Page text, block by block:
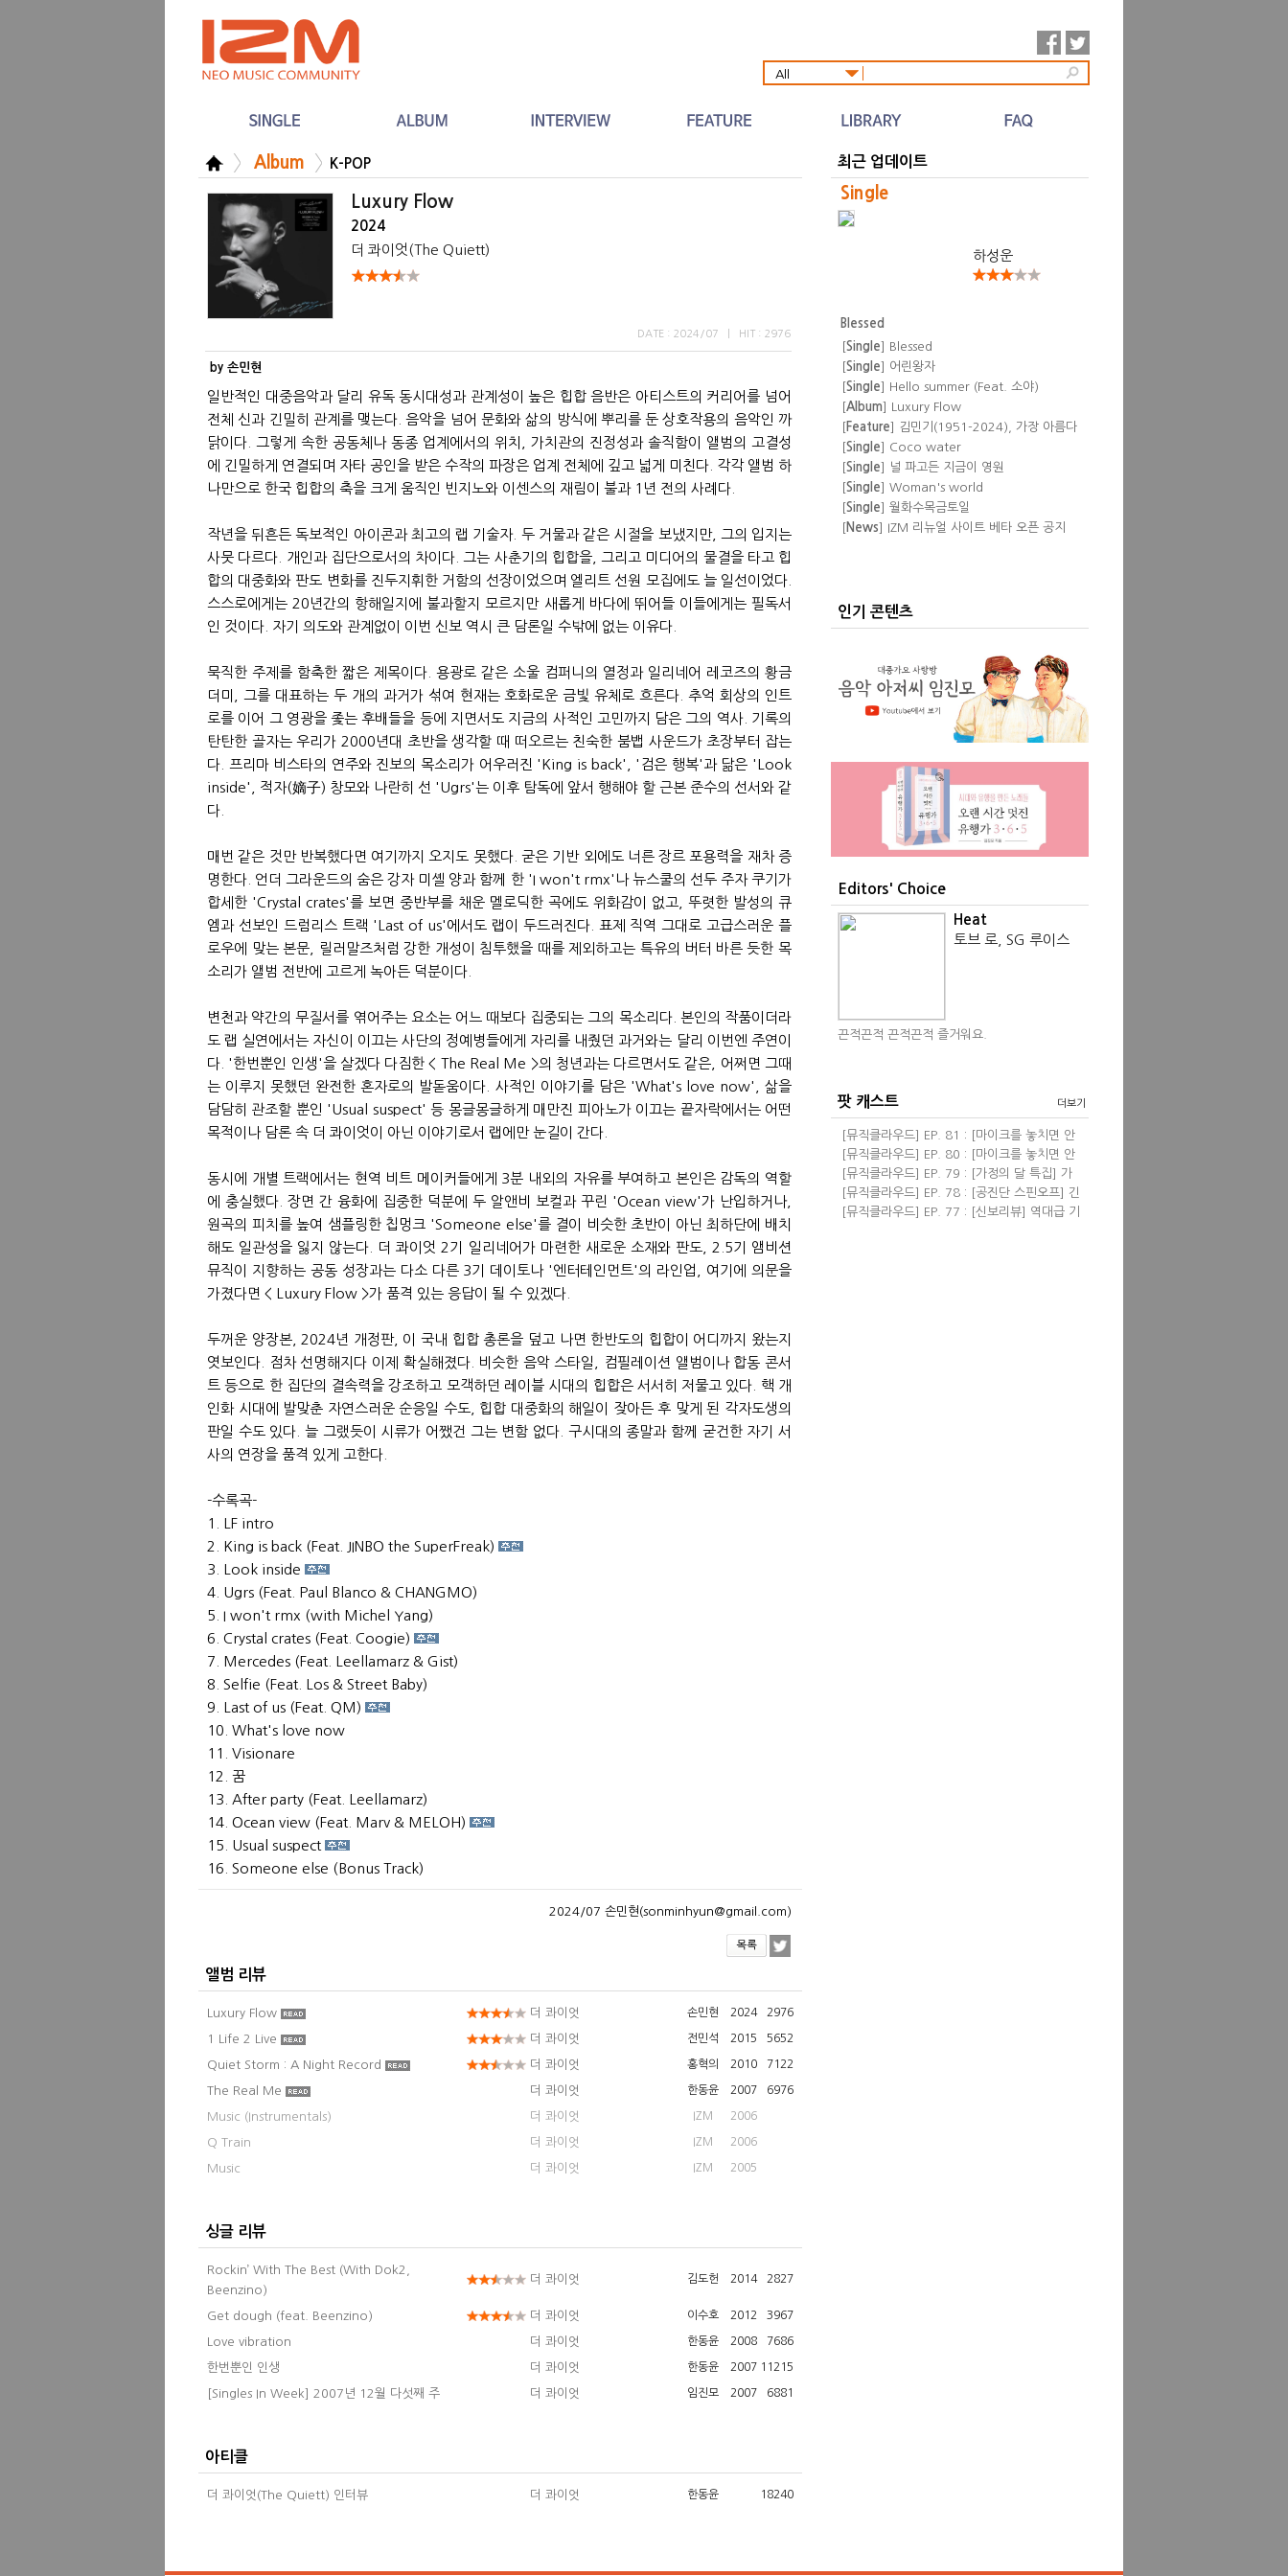
All
Album K-POP
Luxury Flow
2024
더 콰이엇(The Quiett)
DATE : 2024/07 HIT : 2976
by 손민현
일반적인 대중음악과 달리 유독 동시대성과 관계성이 높은 힙합 음반은 아티스트의 커리어를 넘어
전체 신과 긴밀히 관계를 맺는다. 음악을 넘어 문화와 삶의 방식에 뿌리를 둔 상호작용의 음악인 까
닭이다. 그렇게 속한 공동체나 동종 업계에서의 위치, 가치관의 진정성과 솔직함이 앨범의 고결성
에 긴밀하게 연결되며 자타 공인을 받은 수작의 파장은 업계 전체에 깊고 넓게 미친다. 각각 앨범 하
나만으로 한국 힙합의 축을 크게 움직인 빈지노와 이센스의 재림이 불과 1년 전의 사례다.
작년을 뒤흔든 독보적인 아이콘과 최고의 랩 기술자. 두 거물과 같은 시절을 보냈지만, 그의 입지는
사뭇 다르다. 개인과 집단으로서의 차이다. 그는 사춘기의 힙합을, 그리고 미디어의 물결을 타고 힙
합의 대중화와 판도 변화를 진두지휘한 거함의 선장이었으며 엘리트 선원 모집에도 늘 일선이었다.
스스로에게는 20년간의 항해일지에 불과할지 모르지만 새롭게 바다에 뛰어들 이들에게는 필독서
인 것이다. 자기 의도와 관계없이 이번 신보 역시 큰 담론일 수밖에 없는 이유다.
묵직한 주제를 함축한 짧은 제목이다. 용광로 같은 소울 컴퍼니의 열정과 일리네어 레코즈의 황금
더미, 그를 대표하는 두 개의 과거가 섞여 현재는 호화로운 금빛 유체로 흐른다. 추억 회상의 인트
로를 이어 그 영광을 좇는 후배들을 등에 지면서도 지금의 사적인 고민까지 담은 그의 역사. 기록의
탄탄한 골자는 우리가 2000년대 초반을 생각할 때 떠오르는 친숙한 붐뱁 사운드가 초장부터 잡는
다. 프리마 비스타의 연주와 진보의 목소리가 어우러진 'King is back', '검은 행복'과 닮은 'Look
inside', 적자(嫡子) 창모와 나란히 선 'Ugrs'는 이후 탐독에 앞서 행해야 할 근본 준수의 선서와 같
다.
매번 같은 것만 반복했다면 여기까지 오지도 못했다. 굳은 기반 외에도 너른 장르 포용력을 재차 증
명한다. 언더 그라운드의 숨은 강자 미셸 양과 함께 한 'I won't rmx'나 뉴스쿨의 선두 주자 쿠기가
합세한 'Crystal crates'를 보면 중반부를 채운 멜로딕한 곡에도 위화감이 없고, 뚜렷한 발성의 큐
엠과 선보인 드럼리스 트랙 'Last of us'에서도 랩이 두드러진다. 표제 직역 그대로 고급스러운 플
로우에 맞는 본문, 릴러말즈처럼 강한 개성이 침투했을 때를 제외하고는 특유의 버터 바른 듯한 목
소리가 앨범 전반에 고르게 녹아든 덕분이다.
변천과 약간의 무질서를 엮어주는 요소는 어느 때보다 집중되는 그의 목소리다. 본인의 작품이더라
도 랩 실연에서는 자신이 이끄는 사단의 정예병들에게 자리를 내줬던 과거와는 달리 이번엔 주연이
다. '한번뿐인 인생'을 살겠다 다짐한 < The Real Me >의 청년과는 다르면서도 같은, 어쩌면 그때
는 이루지 못했던 완전한 혼자로의 발돋움이다. 사적인 이야기를 담은 'What's love now', 삶을
담담히 관조할 뿐인 'Usual suspect' 등 몽글몽글하게 매만진 피아노가 이끄는 끝자락에서는 어떤
목적이나 담론 속 더 콰이엇이 아닌 이야기로서 랩에만 눈길이 간다.
동시에 개별 트랙에서는 현역 비트 메이커들에게 3분 내외의 자유를 부여하고 본인은 감독의 역할
에 충실했다. 장면 간 융화에 집중한 덕분에 두 알앤비 보컬과 꾸린 'Ocean view'가 난입하거나,
원곡의 피치를 높여 샘플링한 칩멍크 'Someone else'를 결이 비슷한 초반이 아닌 최하단에 배치
해도 일관성을 잃지 않는다. 더 콰이엇 2기 일리네어가 마련한 새로운 소재와 판도, 2.5기 앰비션
뮤직이 지향하는 공동 성장과는 다소 다른 3기 데이토나 '엔터테인먼트'의 라인업, 여기에 의문을
가졌다면 < Luxury Flow >가 품격 있는 응답이 될 수 있겠다.
두꺼운 양장본, 2024년 개정판, 이 국내 힙합 총론을 덮고 나면 한반도의 힙합이 어디까지 왔는지
엿보인다. 점차 선명해지다 이제 확실해졌다. 비슷한 음악 스타일, 컴필레이션 앨범이나 합동 콘서
트 등으로 한 집단의 결속력을 강조하고 모객하던 레이블 시대의 힙합은 서서히 저물고 있다. 핵 개
인화 시대에 발맞춘 자연스러운 순응일 수도, 힙합 대중화의 해일이 잦아든 후 맞게 된 각자도생의
판일 수도 있다. 늘 그랬듯이 시류가 어쨌건 그는 변함 없다. 구시대의 종말과 함께 굳건한 자기 서
사의 연장을 품격 있게 고한다.
-수록곡-
1. LF intro
2. King is back (Feat. JINBO the SuperFreak)
3. Look inside
4. Ugrs (Feat. Paul Blanco & CHANGMO)
5. I won't rmx (with Michel Yang)
6. Crystal crates (Feat. Coogie)
7. Mercedes (Feat. Leellamarz & Gist)
8. Selfie (Feat. Los & Street Baby)
9. Last of us (Feat. QM)
10. What's love now
11. Visionare
12. 꿈
13. After party (Feat. Leellamarz)
14. Ocean view (Feat. Marv & MELOH)
15. Usual suspect
16. Someone else (Bonus Track)
2024/07 손민현(sonminhyun@gmail.com)
앨범 리뷰
Luxury Flow 더 콰이엇 손민현 2024 2976
1 Life 2 Live 더 콰이엇 전민석 2015 5652
Quiet Storm : A Night Record 더 콰이엇 홍혁의 2010 7122
The Real Me 더 콰이엇 한동윤 2007 6976
Music (Instrumentals) 더 콰이엇 IZM 2006
Q Train 더 콰이엇 IZM 2006
Music 더 콰이엇 IZM 2005
싱글 리뷰
Rockin’ With The Best (With Dok2,
Beenzino)
더 콰이엇 김도헌 2014 2827
Get dough (feat. Beenzino) 더 콰이엇 이수호 2012 3967
Love vibration 더 콰이엇 한동윤 2008 7686
한번뿐인 인생 더 콰이엇 한동윤 2007 11215
[Singles In Week] 2007년 12월 다섯째 주 더 콰이엇 임진모 2007 6881
아티클
더 콰이엇(The Quiett) 인터뷰 더 콰이엇 한동윤 18240
최근 업데이트
Single
하성운
Blessed
[Single] Blessed
[Single] 어린왕자
[Single] Hello summer (Feat. 소야)
[Album] Luxury Flow
[Feature] 김민기(1951-2024), 가장 아름다
운 뒷것
[Single] Coco water
[Single] 널 파고든 지금이 영원
[Single] Woman's world
[Single] 월화수목금토일
[News] IZM 리뉴얼 사이트 베타 오픈 공지
[Single] Don't
[Single] Show pony
인기 콘텐츠
Editors' Choice
Heat
토브 로, SG 루이스
끈적끈적 끈적끈적 즐거워요.
팟 캐스트 더보기
[뮤직클라우드] EP. 81 : [마이크를 놓치면 안
돼!] 영화음악 <프리실라> with 한성현, 염동
교 필자
[뮤직클라우드] EP. 80 : [마이크를 놓치면 안
돼!] 신보 리뷰 wi...
[뮤직클라우드] EP. 79 : [가정의 달 특집] 가
족과 관련된 음악들 &...
[뮤직클라우드] EP. 78 : [공진단 스핀오프] 긴
급 진단! 2024 뮤...
[뮤직클라우드] EP. 77 : [신보리뷰] 역대급 기